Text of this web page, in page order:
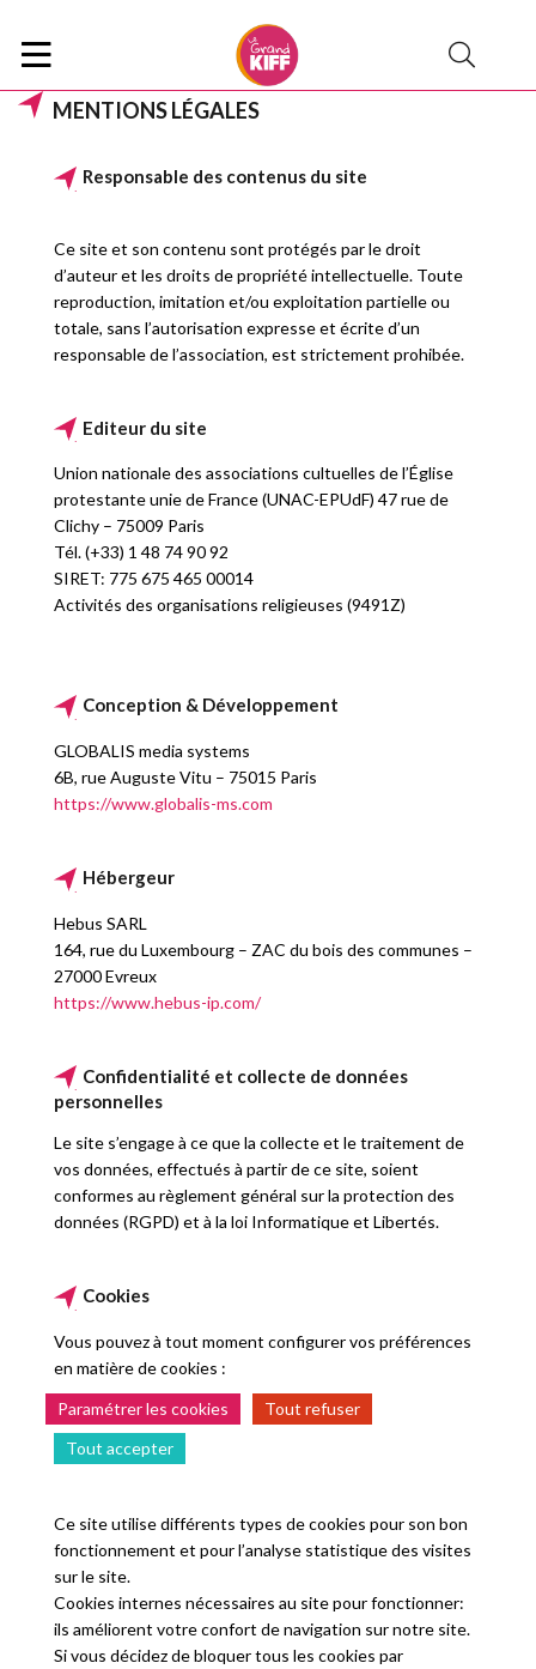
MENTIONS LÉGALES
Responsable des contenus du site
Ce site et son contenu sont protégés par le droit
d’auteur et les droits de propriété intellectuelle. Toute
reproduction, imitation et/ou exploitation partielle ou
totale, sans l’autorisation expresse et écrite d’un
responsable de l’association, est strictement prohibée.
Editeur du site
Union nationale des associations cultuelles de l’Église
protestante unie de France (UNAC-EPUdF) 47 rue de
Clichy – 75009 Paris
Tél. (+33) 1 48 74 90 92
SIRET: 775 675 465 00014
Activités des organisations religieuses (9491Z)
Conception & Développement
GLOBALIS media systems
6B, rue Auguste Vitu – 75015 Paris
https://www.globalis-ms.com
Hébergeur
Hebus SARL
164, rue du Luxembourg – ZAC du bois des communes –
27000 Evreux
https://www.hebus-ip.com/
Confidentialité et collecte de données
personnelles
Le site s’engage à ce que la collecte et le traitement de
vos données, effectués à partir de ce site, soient
conformes au règlement général sur la protection des
données (RGPD) et à la loi Informatique et Libertés.
Cookies
Vous pouvez à tout moment configurer vos préférences
en matière de cookies :
Paramétrer les cookies
Tout refuser
Tout accepter
Ce site utilise différents types de cookies pour son bon
fonctionnement et pour l’analyse statistique des visites
sur le site.
Cookies internes nécessaires au site pour fonctionner:
ils améliorent votre confort de navigation sur notre site.
Si vous décidez de bloquer tous les cookies par